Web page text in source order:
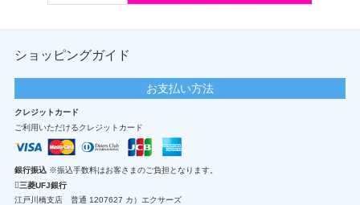
ショッピングガイド
お支払い方法
クレジットカード
ご利用いただけるクレジットカード
銀行振込 ※振込手数料はお客さまのご負担となります。
三菱UFJ銀行
江戸川橋支店 普通 1207627 カ）エクサーズ